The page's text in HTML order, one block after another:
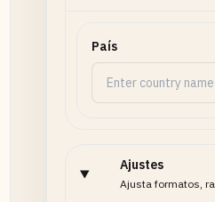
País
Ajustes
Ajusta formatos,